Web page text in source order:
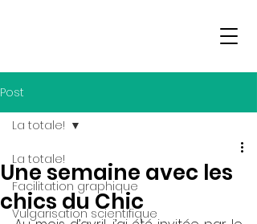
Post
La totale!
Facilitation graphique
Vulgarisation scientifique
La totale!
Une semaine avec les
chics du Chic